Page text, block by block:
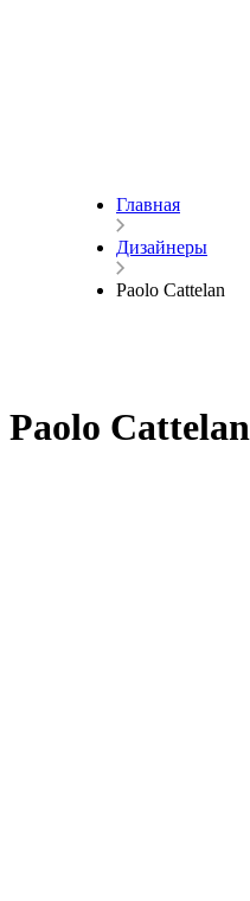
Главная
Дизайнеры
Paolo Cattelan
Paolo Cattelan